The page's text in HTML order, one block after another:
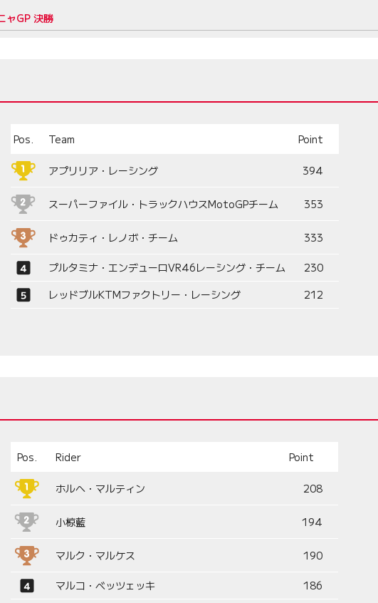
ャGP 決勝
Pos. Team Point
アプリリア・レーシング 394
スーパーファイル・トラックハウスMotoGPチーム 353
ドゥカティ・レノボ・チーム 333
プルタミナ・エンデューロVR46レーシング・チーム
230
レッドブルKTMファクトリー・レーシング
212
Pos. Rider Point
ホルヘ・マルティン 208
小椋藍 194
マルク・マルケス 190
マルコ・ベッツェッキ 186